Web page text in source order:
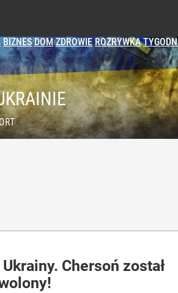
BIZNES DOM ZDROWIE ROZRYWKA
Chersoń został